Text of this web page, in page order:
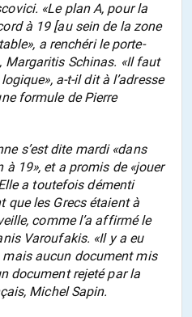
«Le plan A, pour la
à 19 [au sein de la zone
a renchéri le porte-
Margaritis Schinas. «Il faut
a-t-il dit à l’adresse
formule de Pierre
s’est dite mardi «dans
à 19», et a promis de «jouer
a toutefois démenti
que les Grecs étaient à
comme l’a affirmé le
Varoufakis. «Il y a eu
aucun document mis
document rejeté par la
Michel Sapin.